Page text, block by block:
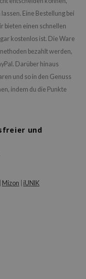
Eine Bestellung bei
bieten einen schnellen
kostenlos ist. Die Ware
bezahlt werden,
Darüber hinaus
und so in den Genuss
indem du die Punkte
und
Mizon iUNIK